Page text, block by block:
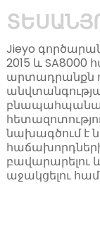
Jieyo
2015 և SA8000
արտադրանքն
նախագծում է
բավարարելու և
աջակցելու